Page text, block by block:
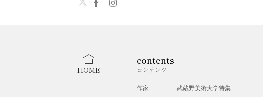
HOME
contents
コンテンツ
作家
武蔵野美術大学特集